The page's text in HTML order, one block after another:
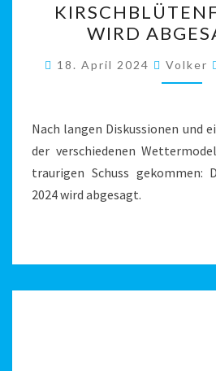
2024
:-
WIRD
18. April 2024 Volker
Nach langen Diskussionen und
der verschiedenen
traurigen Schuss gekommen:
2024 wird abgesagt.